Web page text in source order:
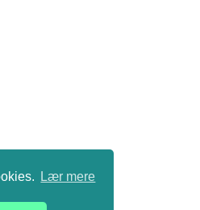
Lær mere